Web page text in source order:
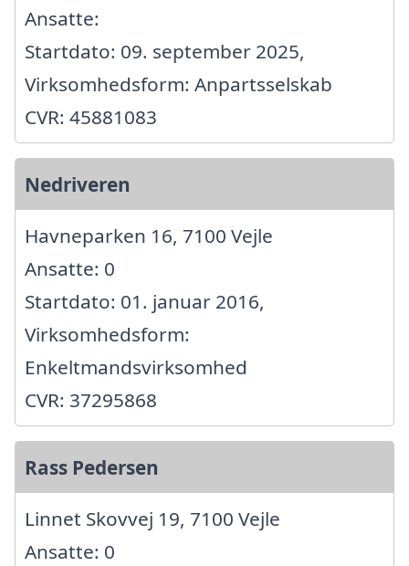
Ansatte:
Startdato: 09. september 2025,
Virksomhedsform: Anpartsselskab
CVR: 45881083
Nedriveren
Havneparken 16, 7100 Vejle
Ansatte: 0
Startdato: 01. januar 2016,
Virksomhedsform:
Enkeltmandsvirksomhed
CVR: 37295868
Rass Pedersen
Linnet Skovvej 19, 7100 Vejle
Ansatte: 0